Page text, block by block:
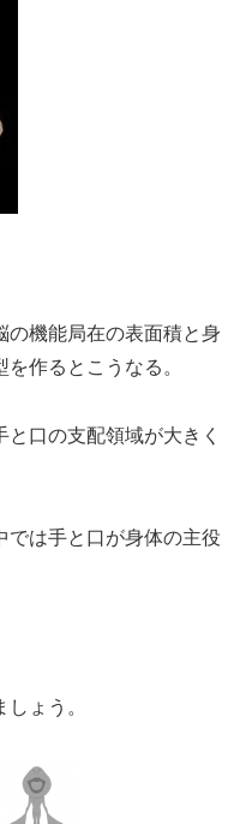
の機能局在の表面積と身
作るとこうなる。
口の支配領域が大きく
では手と口が身体の主役
ょう。